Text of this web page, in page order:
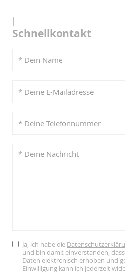
Schnellkontakt
Ja, ich habe die
und bin damit einverstanden,
Daten elektronisch erhoben und
Einwilligung kann ich jederzeit